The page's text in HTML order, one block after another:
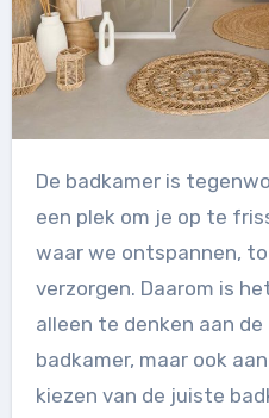
De badkamer is tegenwoordig meer dan alleen
een plek om je op te
waar we ontspannen,
verzorgen. Daarom is
alleen te denken aan
badkamer, maar ook
kiezen van de juiste